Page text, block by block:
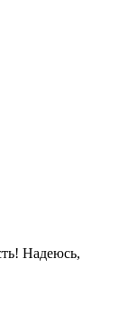
Надеюсь,